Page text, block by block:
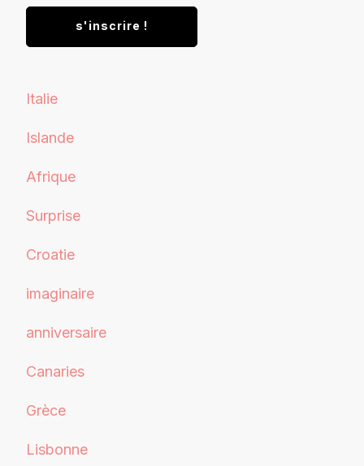
Italie
Islande
Afrique
Surprise
Croatie
imaginaire
anniversaire
Canaries
Grèce
Lisbonne